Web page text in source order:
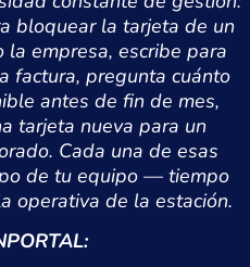
bloquear la tarjeta de un
empresa, escribe para
factura, pregunta cuánto
antes de fin de mes,
tarjeta nueva para un
Cada una de esas
de tu equipo — tiempo
operativa de la estación.